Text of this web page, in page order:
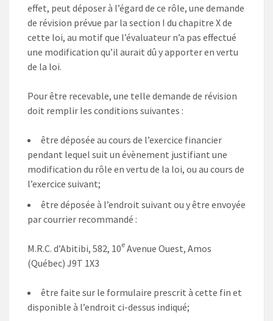
effet, peut déposer à l’égard de ce rôle, une demande
de révision prévue par la section I du chapitre X de
cette loi, au motif que l’évaluateur n’a pas effectué
une modification qu’il aurait dû y apporter en vertu
de la loi.
Pour être recevable, une telle demande de révision
doit remplir les conditions suivantes :
être déposée au cours de l’exercice financier
pendant lequel suit un évènement justifiant une
modification du rôle en vertu de la loi, ou au cours de
l’exercice suivant;
être déposée à l’endroit suivant ou y être envoyée
par courrier recommandé :
M.R.C. d’Abitibi, 582, 10e Avenue Ouest, Amos
(Québec) J9T 1X3
être faite sur le formulaire prescrit à cette fin et
disponible à l’endroit ci-dessus indiqué;